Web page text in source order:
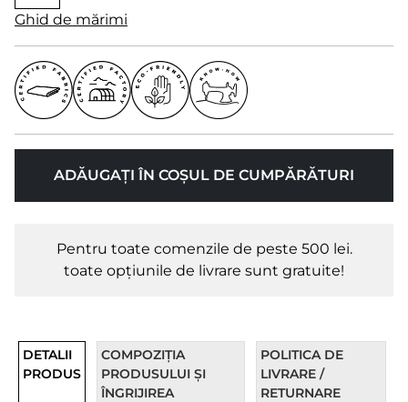
Ghid de mărimi
ADĂUGAȚI ÎN COȘUL DE CUMPĂRĂTURI
Pentru toate comenzile de peste 500 lei.
toate opțiunile de livrare sunt gratuite!
DETALII
PRODUS
COMPOZIȚIA
PRODUSULUI ȘI
ÎNGRIJIREA
POLITICA DE
LIVRARE /
RETURNARE